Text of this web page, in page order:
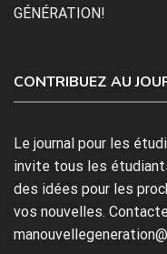
GÉNÉRATION!
CONTRIBUEZ AU
Le journal pour les
invite tous les
des idées pour les
vos nouvelles.